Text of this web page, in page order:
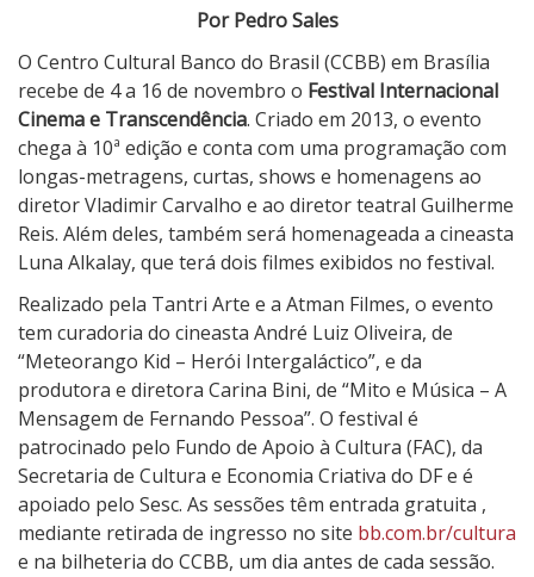
a
c
i
o
n
a
l
C
i
n
e
m
a
e
T
r
a
n
Por Pedro Sales
O Centro Cultural Banco do Brasil (CCBB) em Brasília
recebe de 4 a 16 de novembro o Festival Internacional
Cinema e Transcendência. Criado em 2013, o evento
chega à 10ª edição e conta com uma programação com
longas-metragens, curtas, shows e homenagens ao
diretor Vladimir Carvalho e ao diretor teatral Guilherme
Reis. Além deles, também será homenageada a cineasta
Luna Alkalay, que terá dois filmes exibidos no festival.
Realizado pela Tantri Arte e a Atman Filmes, o evento
tem curadoria do cineasta André Luiz Oliveira, de
“Meteorango Kid – Herói Intergaláctico”, e da
produtora e diretora Carina Bini, de “Mito e Música – A
Mensagem de Fernando Pessoa”. O festival é
patrocinado pelo Fundo de Apoio à Cultura (FAC), da
Secretaria de Cultura e Economia Criativa do DF e é
apoiado pelo Sesc. As sessões têm entrada gratuita ,
mediante retirada de ingresso no site bb.com.br/cultura
e na bilheteria do CCBB, um dia antes de cada sessão.